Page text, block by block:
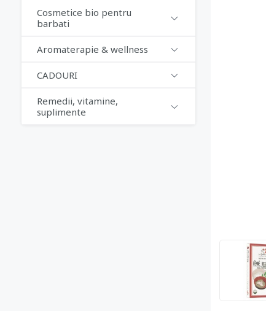
Cosmetice bio pentru
barbati
Aromaterapie & wellness
CADOURI
Remedii, vitamine,
suplimente